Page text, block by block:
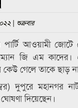
| শুক্রবার
পার্টি আওয়ামী জোটে
জি এম
কেউ গেলে তাকে ছাড়
দুপুরে মহানগর
দিয়েছেন।